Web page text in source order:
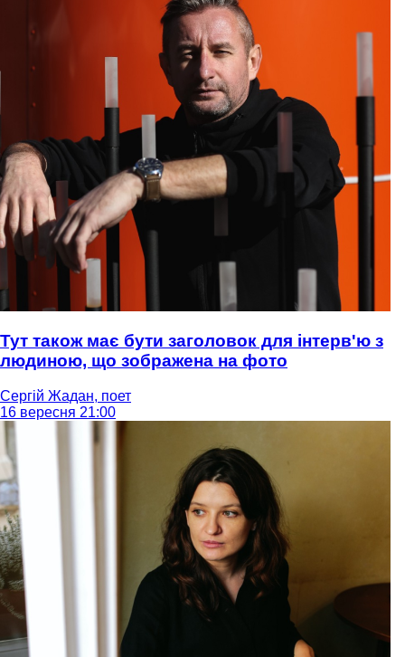
Тут також має бути заголовок для інтерв'ю з
людиною, що зображена на фото
Сергій Жадан, поет
16 вересня 21:00